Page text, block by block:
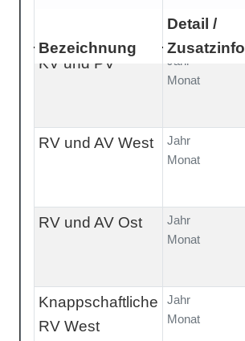
Bezeichnung
Detail /
Zusatzinfo
KV und PV
Jahr
Monat
RV und AV West
Jahr
Monat
RV und AV Ost
Jahr
Monat
Knappschaftliche
RV West
Jahr
Monat